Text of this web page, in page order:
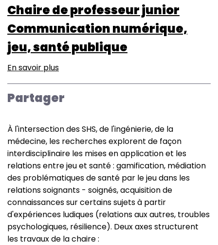
Chaire de professeur junior
Communication numérique,
jeu, santé publique
En savoir plus
and
-
Chaire
de
professeur
junior
Communication
numérique,
jeu,
santé
publique
Partager
À l'intersection des SHS, de l'ingénierie, de la
médecine, les recherches explorent de façon
interdisciplinaire les mises en application et les
relations entre jeu et santé : gamification, médiation
des problématiques de santé par le jeu dans les
relations soignants - soignés, acquisition de
connaissances sur certains sujets à partir
d'expériences ludiques (relations aux autres, troubles
psychologiques, résilience). Deux axes structurent
les travaux de la chaire :